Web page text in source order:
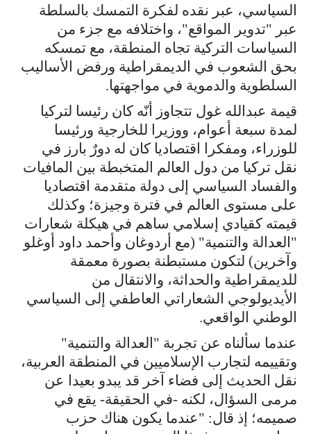
السياسي، عبر نقده لفكرة التمسك بالسلطة
عبر "تدوير المواقع"، واختلافه مع جزء من
السياسات التركية تجاه المنطقة، مع تمسكه
بحق الشعوب في الديمقراطية ورفض الأساليب
السلطوية والدموية في مواجهتها.
قيمة عبدالله غول تتجاوز أنّه كان رئيسا لتركيا
لمدة سبعة أعوام، ووزيرا للخارجية ورئيسا
للوزراء، ومفكرا اقتصاديا كان له دورٌ بارز في
نقل تركيا من دول العالم المتخبطة بين المافيات
والفساد السياسي إلى دولة متقدمة اقتصاديا
على مستوى العالم في فترة وجيزة؛ وكذلك
قيمته كقيادي إسلامي ساهم في هيكلة شعارات
"العدالة والتنمية" (مع أردوغان وأحمد داود أوغلو
وآخرين) لتكون مستبطنة بصورة معمقة
للديمقراطية والحداثة، والانتقال من
الأيديولوجي الشعاراتي العاطفي إلى السياسي
الوطني الواقعي.
عندما سألناه عن تجربة "العدالة والتنمية"
وتقييمه لتجارب الإسلاميين في المنطقة العربية،
نقل الحديث إلى فضاء آخر قد يبدو بعيدا عن
مرمى السؤال، لكنه -في الحقيقة- يقع في
صميمه؛ إذ قال: "عندما يكون هناك حزب